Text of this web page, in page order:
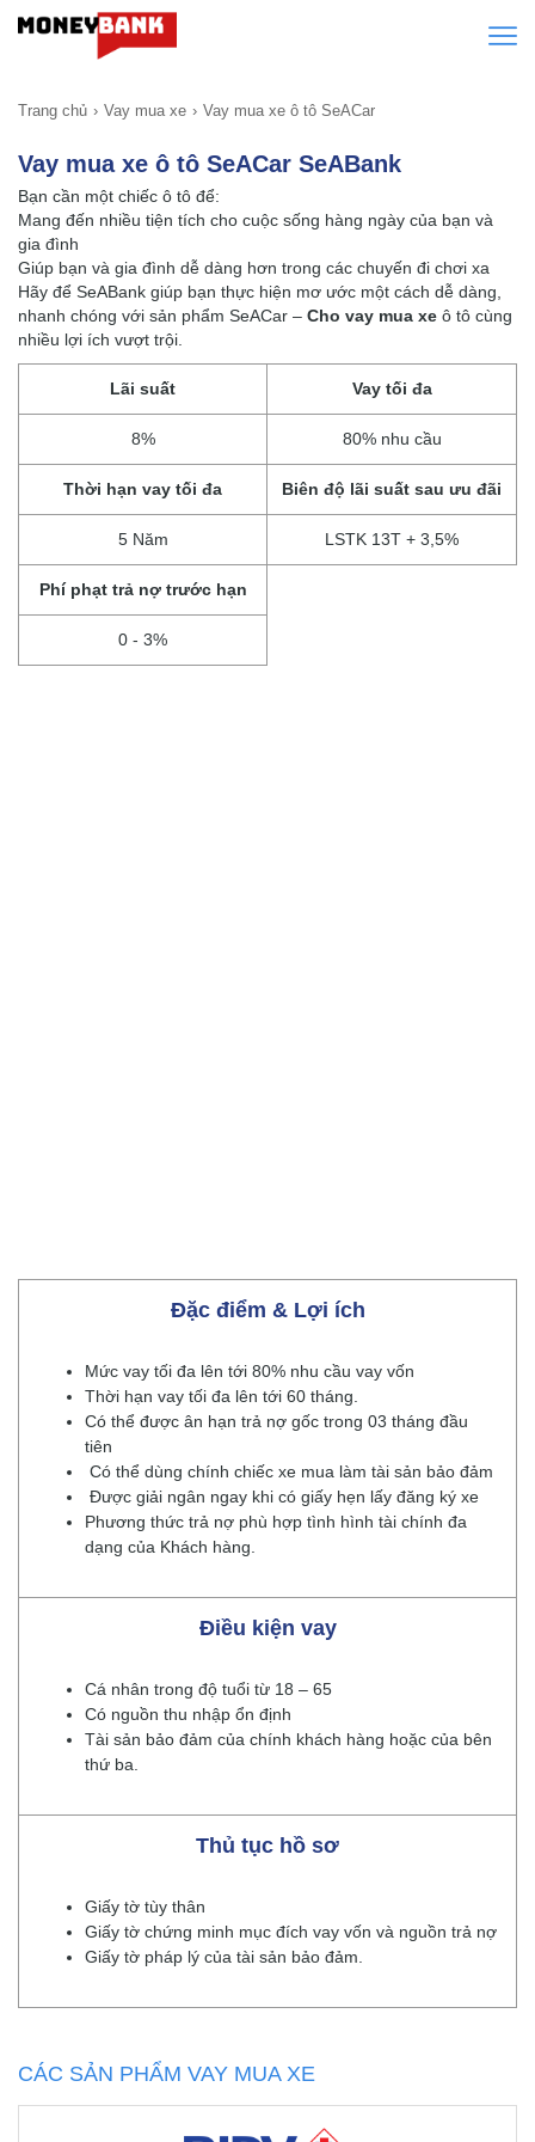
Trang chủ Vay mua xe Vay mua xe ô tô SeACar
Vay mua xe ô tô SeACar SeABank
Bạn cần một chiếc ô tô để:
Mang đến nhiều tiện tích cho cuộc sống hàng ngày của bạn và
gia đình
Giúp bạn và gia đình dễ dàng hơn trong các chuyến đi chơi xa
Hãy để SeABank giúp bạn thực hiện mơ ước một cách dễ dàng,
nhanh chóng với sản phẩm SeACar – Cho vay mua xe ô tô cùng
nhiều lợi ích vượt trội.
Lãi suất
8%
Vay tối đa
80% nhu cầu
Thời hạn vay tối đa
5 Năm
Biên độ lãi suất sau ưu đãi
LSTK 13T + 3,5%
Phí phạt trả nợ trước hạn
0 - 3%
Đặc điểm & Lợi ích
Mức vay tối đa lên tới 80% nhu cầu vay vốn
Thời hạn vay tối đa lên tới 60 tháng.
Có thể được ân hạn trả nợ gốc trong 03 tháng đầu
tiên
Có thể dùng chính chiếc xe mua làm tài sản bảo đảm
Được giải ngân ngay khi có giấy hẹn lấy đăng ký xe
Phương thức trả nợ phù hợp tình hình tài chính đa
dạng của Khách hàng.
Điều kiện vay
Cá nhân trong độ tuổi từ 18 – 65
Có nguồn thu nhập ổn định
Tài sản bảo đảm của chính khách hàng hoặc của bên
thứ ba.
Thủ tục hồ sơ
Giấy tờ tùy thân
Giấy tờ chứng minh mục đích vay vốn và nguồn trả nợ
Giấy tờ pháp lý của tài sản bảo đảm.
CÁC SẢN PHẨM VAY MUA XE